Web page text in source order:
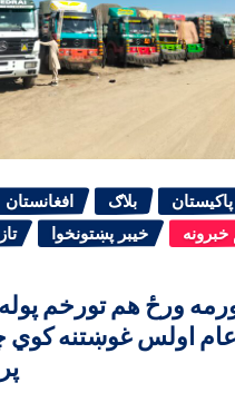
افغانستان بلاګ
پاکیستان
خیبر پښتونخوا
ورځ هم تورخم
عام اولس غوښتنه کوي